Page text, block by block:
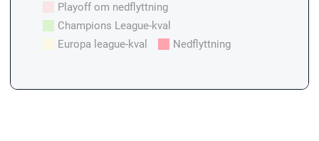
Playoff om nedflyttning
Champions League-kval
Europa league-kval
Nedflyttning